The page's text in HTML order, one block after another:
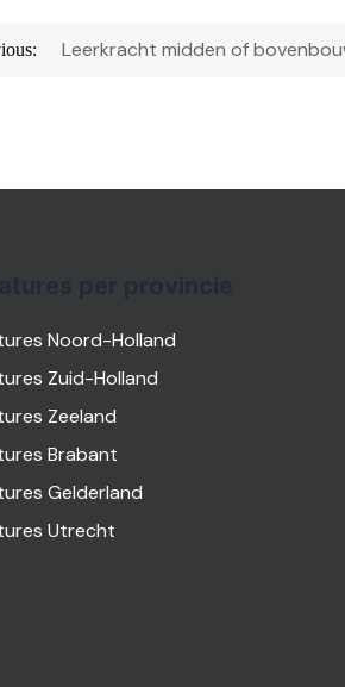
Leerkracht midden of
Noord-Holland
Zuid-Holland
Zeeland
Brabant
Gelderland
Utrecht